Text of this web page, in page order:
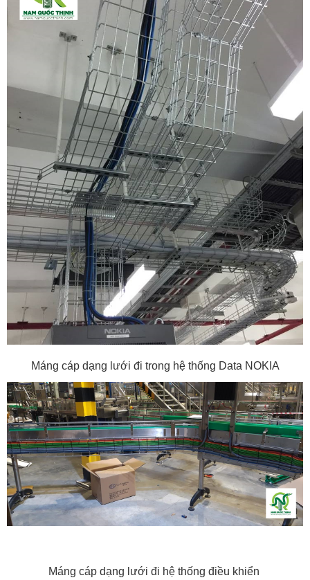
Máng cáp dạng lưới đi trong hệ thống Data NOKIA
Máng cáp dạng lưới đi hệ thống điều khiển